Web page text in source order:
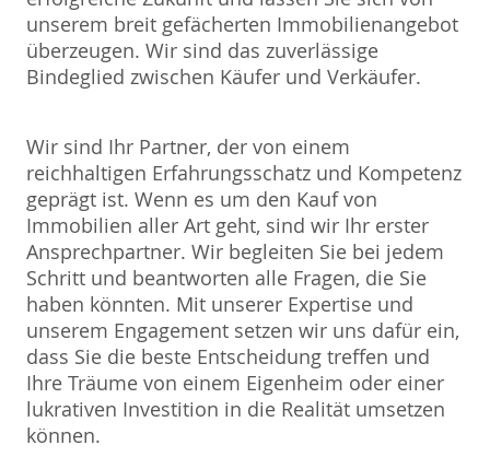
unserem breit gefächerten Immobilienangebot
überzeugen. Wir sind das zuverlässige
Bindeglied zwischen Käufer und Verkäufer.
Wir sind Ihr Partner, der von einem
reichhaltigen Erfahrungsschatz und Kompetenz
geprägt ist. Wenn es um den Kauf von
Immobilien aller Art geht, sind wir Ihr erster
Ansprechpartner. Wir begleiten Sie bei jedem
Schritt und beantworten alle Fragen, die Sie
haben könnten. Mit unserer Expertise und
unserem Engagement setzen wir uns dafür ein,
dass Sie die beste Entscheidung treffen und
Ihre Träume von einem Eigenheim oder einer
lukrativen Investition in die Realität umsetzen
können.